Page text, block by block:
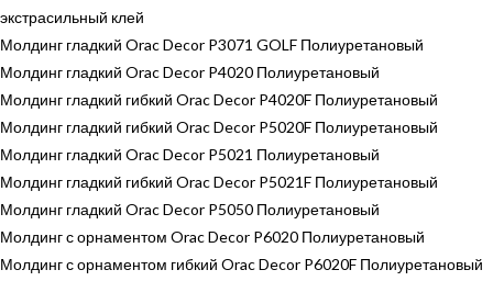
экстрасильный клей
Молдинг гладкий Orac Decor P3071 GOLF Полиуретановый
Молдинг гладкий Orac Decor P4020 Полиуретановый
Молдинг гладкий гибкий Orac Decor P4020F Полиуретановый
Молдинг гладкий гибкий Orac Decor P5020F Полиуретановый
Молдинг гладкий Orac Decor P5021 Полиуретановый
Молдинг гладкий гибкий Orac Decor P5021F Полиуретановый
Молдинг гладкий Orac Decor P5050 Полиуретановый
Молдинг с орнаментом Orac Decor P6020 Полиуретановый
Молдинг с орнаментом гибкий Orac Decor P6020F Полиуретановый